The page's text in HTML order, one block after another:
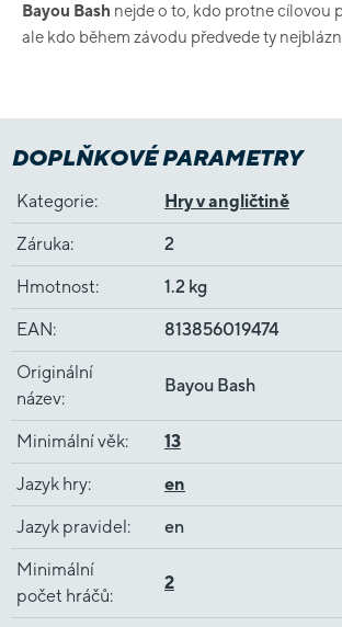
Bayou Bash nejde o to, kdo protne cílovou
ale kdo během závodu předvede ty
DOPLŇKOVÉ PARAMETRY
Kategorie: Hry v angličtině
Záruka: 2
Hmotnost: 1.2 kg
EAN: 813856019474
Originální
název:
Bayou Bash
Minimální věk: 13
Jazyk hry: en
Jazyk pravidel: en
Minimální
počet hráčů:
2